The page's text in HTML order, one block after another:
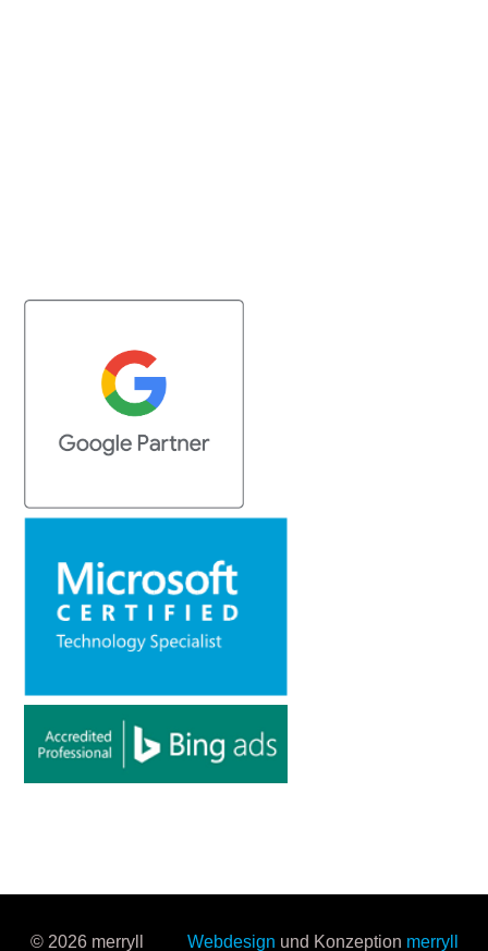
© 2026 merryll Webdesign und Konzeption merryll